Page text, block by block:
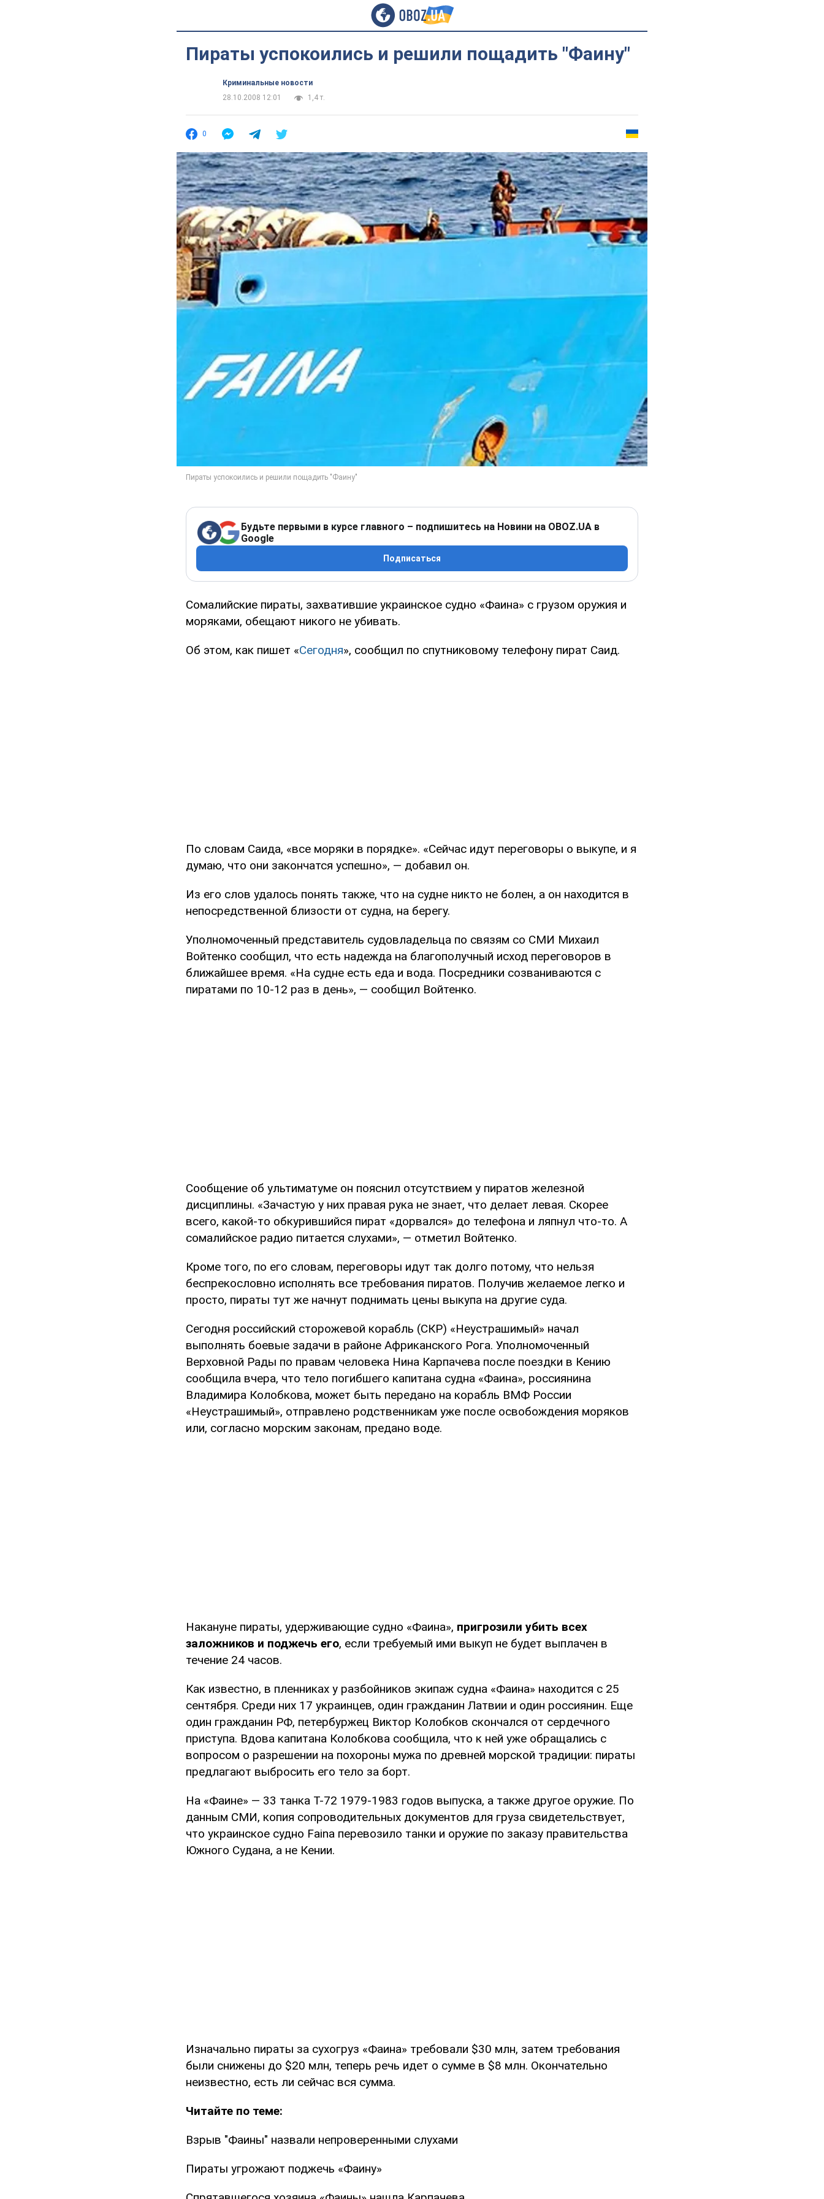
Пираты успокоились и решили пощадить "Фаину"
Криминальные новости
28.10.2008 12:01
1,4 т.
0
Будьте первыми в курсе главного – подпишитесь на Новини на OBOZ.UA в
Google
Подписаться
Сомалийские пираты, захватившие украинское судно «Фаина» с грузом оружия и
моряками, обещают никого не убивать.
Об этом, как пишет «Сегодня», сообщил по спутниковому телефону пират Саид.
По словам Саида, «все моряки в порядке». «Сейчас идут переговоры о выкупе, и я
думаю, что они закончатся успешно», — добавил он.
Из его слов удалось понять также, что на судне никто не болен, а он находится в
непосредственной близости от судна, на берегу.
Уполномоченный представитель судовладельца по связям со СМИ Михаил
Войтенко сообщил, что есть надежда на благополучный исход переговоров в
ближайшее время. «На судне есть еда и вода. Посредники созваниваются с
пиратами по 10-12 раз в день», — сообщил Войтенко.
Сообщение об ультиматуме он пояснил отсутствием у пиратов железной
дисциплины. «Зачастую у них правая рука не знает, что делает левая. Скорее
всего, какой-то обкурившийся пират «дорвался» до телефона и ляпнул что-то. А
сомалийское радио питается слухами», — отметил Войтенко.
Кроме того, по его словам, переговоры идут так долго потому, что нельзя
беспрекословно исполнять все требования пиратов. Получив желаемое легко и
просто, пираты тут же начнут поднимать цены выкупа на другие суда.
Сегодня российский сторожевой корабль (СКР) «Неустрашимый» начал
выполнять боевые задачи в районе Африканского Рога. Уполномоченный
Верховной Рады по правам человека Нина Карпачева после поездки в Кению
сообщила вчера, что тело погибшего капитана судна «Фаина», россиянина
Владимира Колобкова, может быть передано на корабль ВМФ России
«Неустрашимый», отправлено родственникам уже после освобождения моряков
или, согласно морским законам, предано воде.
Накануне пираты, удерживающие судно «Фаина», пригрозили убить всех
заложников и поджечь его, если требуемый ими выкуп не будет выплачен в
течение 24 часов.
Как известно, в пленниках у разбойников экипаж судна «Фаина» находится с 25
сентября. Среди них 17 украинцев, один гражданин Латвии и один россиянин. Еще
один гражданин РФ, петербуржец Виктор Колобков скончался от сердечного
приступа. Вдова капитана Колобкова сообщила, что к ней уже обращались с
вопросом о разрешении на похороны мужа по древней морской традиции: пираты
предлагают выбросить его тело за борт.
На «Фаине» — 33 танка Т-72 1979-1983 годов выпуска, а также другое оружие. По
данным СМИ, копия сопроводительных документов для груза свидетельствует,
что украинское судно Faina перевозило танки и оружие по заказу правительства
Южного Судана, а не Кении.
Изначально пираты за сухогруз «Фаина» требовали $30 млн, затем требования
были снижены до $20 млн, теперь речь идет о сумме в $8 млн. Окончательно
неизвестно, есть ли сейчас вся сумма.
Читайте по теме:
Взрыв "Фаины" назвали непроверенными слухами
Пираты угрожают поджечь «Фаину»